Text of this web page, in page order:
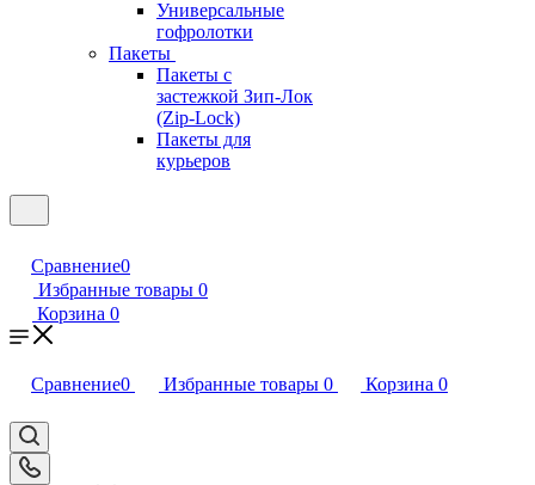
Универсальные
гофролотки
Пакеты
Пакеты с
застежкой Зип-Лок
(Zip-Lock)
Пакеты для
курьеров
Сравнение0
Избранные товары 0
Корзина 0
Сравнение0 Избранные товары 0 Корзина 0